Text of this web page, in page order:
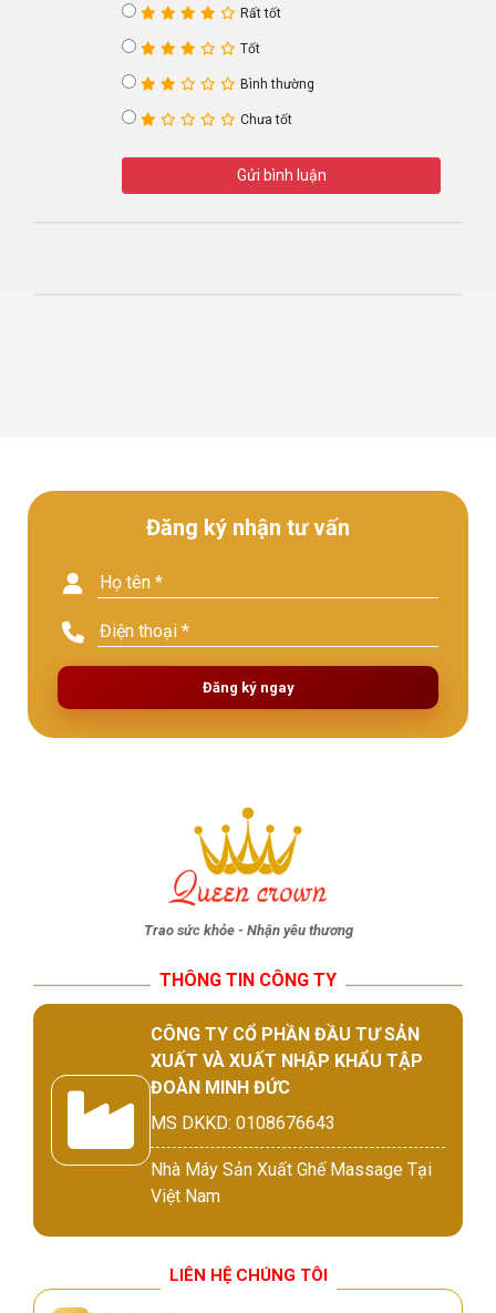
Rất tốt
Tốt
Bình thường
Chưa tốt
Gửi bình luận
Đăng ký nhận tư vấn
Đăng ký ngay
Trao sức khỏe - Nhận yêu thương
THÔNG TIN CÔNG TY
CÔNG TY CỔ PHẦN ĐẦU TƯ SẢN
XUẤT VÀ XUẤT NHẬP KHẨU TẬP
ĐOÀN MINH ĐỨC
MS DKKD: 0108676643
Nhà Máy Sản Xuất Ghế Massage Tại
Việt Nam
LIÊN HỆ CHÚNG TÔI